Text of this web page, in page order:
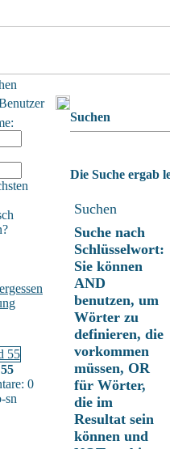
0
sn
Suchen
Die Suche ergab
Suchen
Suche nach
Schlüsselwort:
Sie können
AND
benutzen, um
Wörter zu
definieren, die
vorkommen
müssen, OR
für Wörter,
die im
Resultat sein
können und